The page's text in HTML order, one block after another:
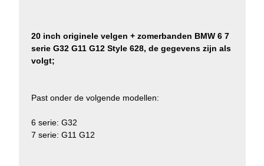
20 inch originele velgen + zomerbanden BMW 6 7
serie G32 G11 G12 Style 628, de gegevens zijn als
volgt;
Past onder de volgende modellen:
6 serie: G32
7 serie: G11 G12